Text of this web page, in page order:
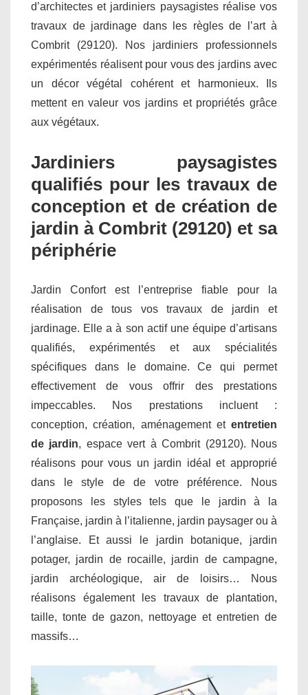
d’architectes et jardiniers paysagistes réalise vos
travaux de jardinage dans les règles de l’art à
Combrit (29120). Nos jardiniers professionnels
expérimentés réalisent pour vous des jardins avec
un décor végétal cohérent et harmonieux. Ils
mettent en valeur vos jardins et propriétés grâce
aux végétaux.
Jardiniers paysagistes
qualifiés pour les travaux de
conception et de création de
jardin à Combrit (29120) et sa
périphérie
Jardin Confort est l’entreprise fiable pour la
réalisation de tous vos travaux de jardin et
jardinage. Elle a à son actif une équipe d’artisans
qualifiés, expérimentés et aux spécialités
spécifiques dans le domaine. Ce qui permet
effectivement de vous offrir des prestations
impeccables. Nos prestations incluent :
conception, création, aménagement et entretien
de jardin, espace vert à Combrit (29120). Nous
réalisons pour vous un jardin idéal et approprié
dans le style de de votre préférence. Nous
proposons les styles tels que le jardin à la
Française, jardin à l’italienne, jardin paysager ou à
l’anglaise. Et aussi le jardin botanique, jardin
potager, jardin de rocaille, jardin de campagne,
jardin archéologique, air de loisirs… Nous
réalisons également les travaux de plantation,
taille, tonte de gazon, nettoyage et entretien de
massifs…